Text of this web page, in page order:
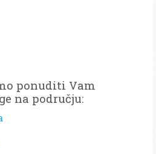
ponuditi Vam
na području: